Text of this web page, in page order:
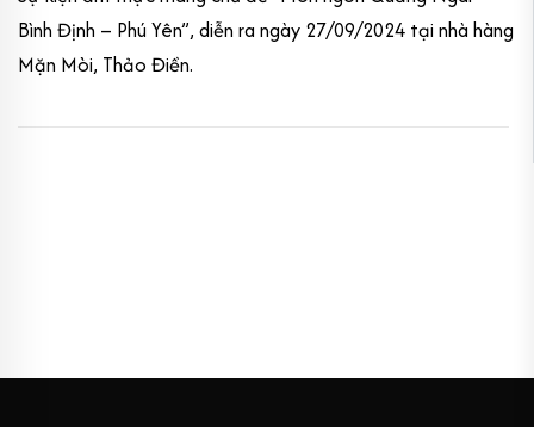
Bình Định – Phú Yên”, diễn ra ngày 27/09/2024 tại nhà hàng
Mặn Mòi, Thảo Điền.